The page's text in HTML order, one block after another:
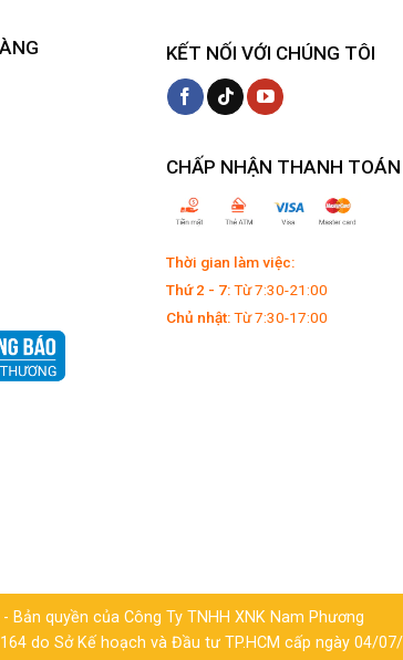
KẾT NỐI VỚI CHÚNG TÔI
CHẤP NHẬN THANH TOÁN
Thời gian làm việc:
Thứ 2 - 7:Từ 7:30-21:00
Chủ nhật:Từ 7:30-17:00
Bản quyền của Công Ty TNHH XNK Nam Phương
do Sở Kế hoạch và Đầu tư TP.HCM cấp ngày 04/